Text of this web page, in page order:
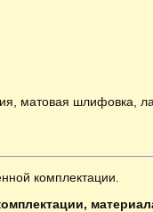
матовая шлифовка,
комплектации.